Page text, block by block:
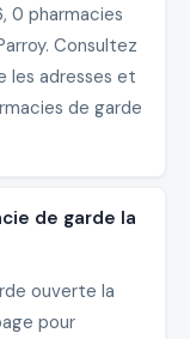
0 pharmacies
Consultez
les adresses et
de garde
de garde la
ouverte la
pour